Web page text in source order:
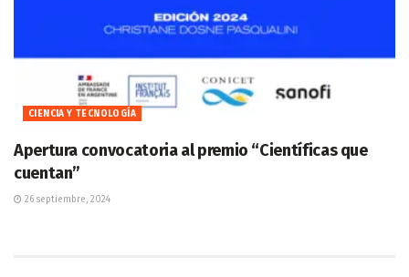
CIENCIA Y TECNOLOGÍA
Apertura convocatoria al premio “Científicas que
cuentan”
26 septiembre, 2024